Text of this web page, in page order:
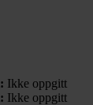
Ikke oppgitt
Ikke oppgitt